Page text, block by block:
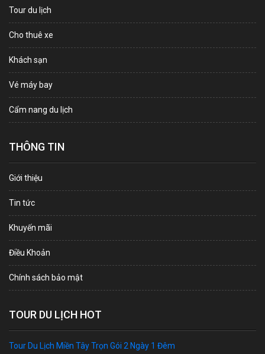
Tour du lịch
Cho thuê xe
Khách sạn
Vé máy bay
Cẩm nang du lịch
THÔNG TIN
Giới thiệu
Tin tức
Khuyến mãi
Điều Khoản
Chính sách bảo mật
TOUR DU LỊCH HOT
Tour Du Lịch Miền Tây Trọn Gói 2 Ngày 1 Đêm